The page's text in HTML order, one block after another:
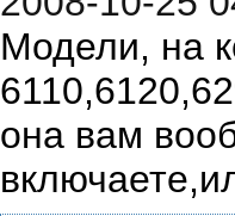
Модели, на
она вам